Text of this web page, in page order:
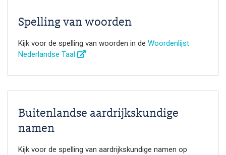
Spelling van woorden
Kijk voor de spelling van woorden in de Woordenlijst
Nederlandse Taal
Buitenlandse aardrijkskundige
namen
Kijk voor de spelling van aardrijkskundige namen op